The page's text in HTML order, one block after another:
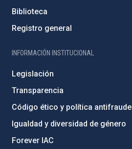
Biblioteca
Registro general
INFORMACIÓN INSTITUCIONAL
Legislación
Transparencia
Código ético y política antifraude
Igualdad y diversidad de género
Forever IAC